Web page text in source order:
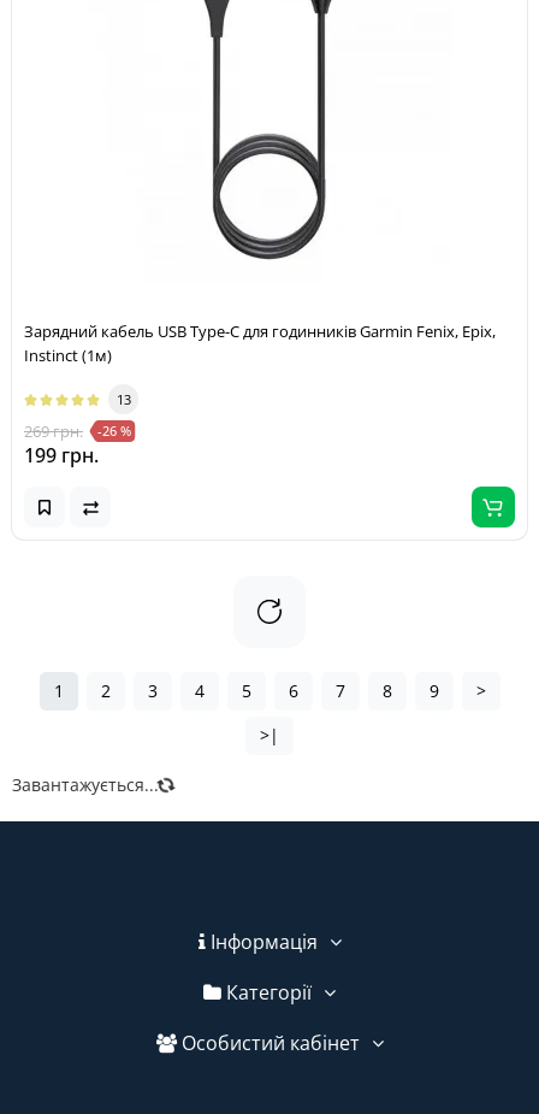
Зарядний кабель USB Type-C для годинників Garmin Fenix, Epix,
Instinct (1м)
13
269 грн. -26 %
199 грн.
1 2 3 4 5 6 7 8 9
>
>|
Завантажується...
Інформація
Категорії
Особистий кабінет